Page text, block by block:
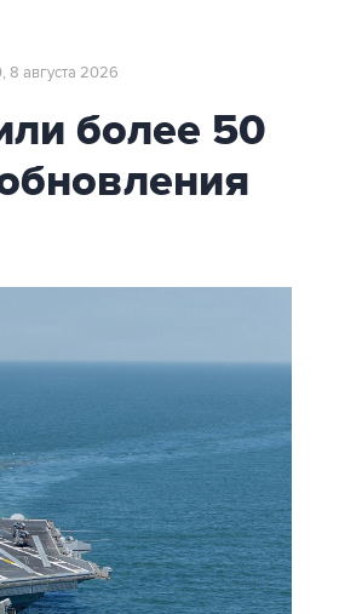
8 августа 2026
более 50